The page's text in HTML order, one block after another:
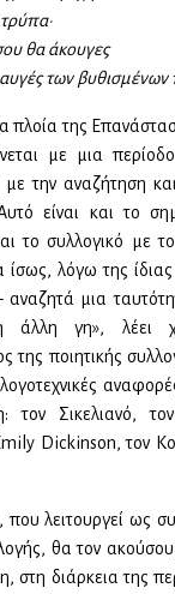
θα άκουγες
των βυθισμένων
πλοία της
με μια
την αναζήτηση
είναι και το
το συλλογικό με
ίσως, λόγω της
αναζητά μια
γη», λέει
της ποιητικής
τον Σικελιανό,
Dickinson, τον
που λειτουργεί ως
θα τον
στη διάρκεια της